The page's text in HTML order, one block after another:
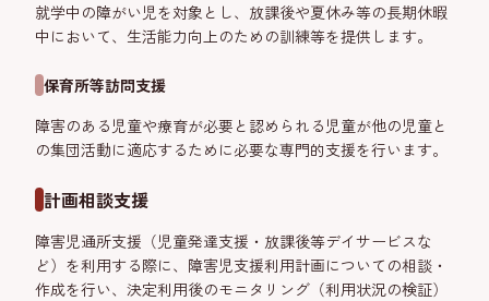
就学中の障がい児を対象とし、放課後や夏休み等の長期休暇
中において、生活能力向上のための訓練等を提供します。
保育所等訪問支援
障害のある児童や療育が必要と認められる児童が他の児童と
の集団活動に適応するために必要な専門的支援を行います。
計画相談支援
障害児通所支援（児童発達支援・放課後等デイサービスな
ど）を利用する際に、障害児支援利用計画についての相談・
作成を行い、決定利用後のモニタリング（利用状況の検証）